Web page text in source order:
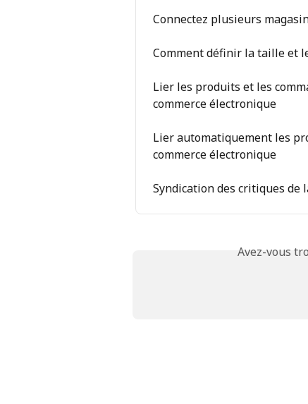
Connectez plusieurs
Comment définir la taille et
Lier les produits et les
commerce électronique
Lier automatiquement les
commerce électronique
Syndication des critiques de
Avez-vous